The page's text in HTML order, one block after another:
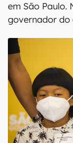
em São Paulo.
governador do